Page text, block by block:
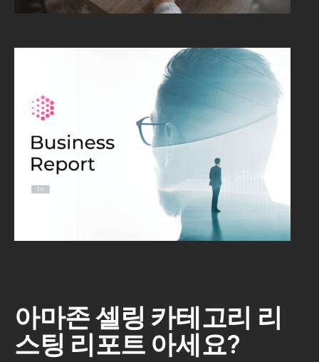
아마존 셀링 카테고리 리
스팅 리포트 아세요?